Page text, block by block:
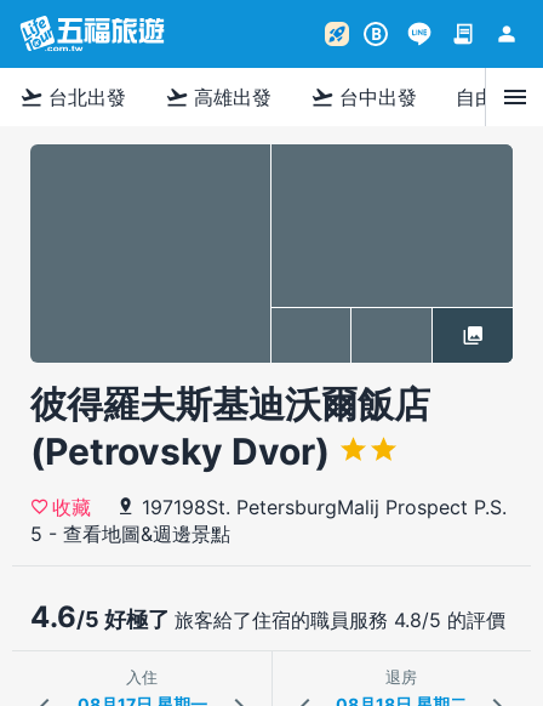
rocket_launch B contract person
flight_takeoff 台北出發 flight_takeoff 高雄出發 flight_takeoff 台中出發 自由行menu
彼得羅夫斯基迪沃爾飯店
(Petrovsky Dvor)
收藏
197198St. PetersburgMalij Prospect P.S.
5 - 查看地圖&週邊景點
4.6/5 好極了 旅客給了住宿的職員服務 4.8/5 的評價
入住 退房